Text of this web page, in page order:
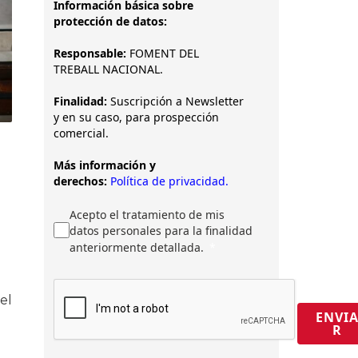
Información básica sobre
protección de datos:
Responsable: FOMENT DEL
TREBALL NACIONAL.
Finalidad: Suscripción a Newsletter
y en su caso, para prospección
comercial.
Más información y
derechos: Política de privacidad.
Acepto el tratamiento de mis
datos personales para la finalidad
anteriormente detallada.
ENVIA
R